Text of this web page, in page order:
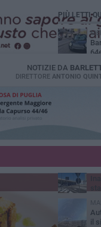
NOTIZIE DA
DIRETTORE ANTONIO
PIÙ LETTI
Il
separavano
il